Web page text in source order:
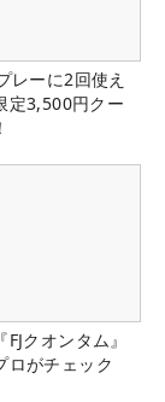
レーに2回使え
定3,500円クー
クオンタム』
ロがチェック